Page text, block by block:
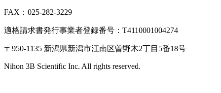
FAX：025-282-3229
適格請求書発行事業者登録番号：T4110001004274
〒950-1135 新潟県新潟市江南区曽野木2丁目5番18号
Nihon 3B Scientific Inc. All rights reserved.